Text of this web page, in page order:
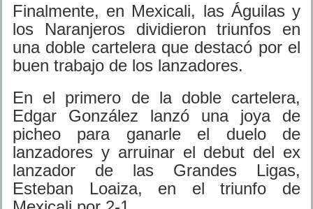
Finalmente, en Mexicali, las Águilas y
los Naranjeros dividieron triunfos en
una doble cartelera que destacó por el
buen trabajo de los lanzadores.
En el primero de la doble cartelera,
Edgar González lanzó una joya de
picheo para ganarle el duelo de
lanzadores y arruinar el debut del ex
lanzador de las Grandes Ligas,
Esteban Loaiza, en el triunfo de